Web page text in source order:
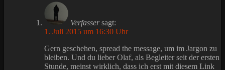
Verfasser sagt:
1. Juli 2015 um 16:30 Uhr
Gern geschehen, spread the message, um im Jargon zu
bleiben. Und du lieber Olaf, als Begleiter seit der ersten
Stunde, meinst wirklich, dass ich erst mit diesem Link